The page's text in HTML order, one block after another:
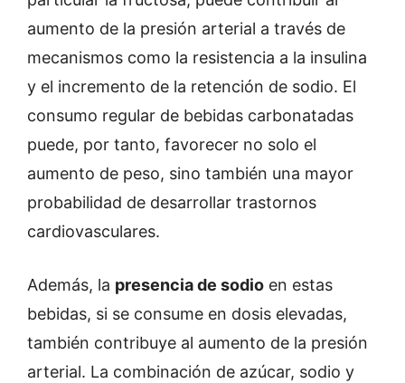
aumento de la presión arterial a través de
mecanismos como la resistencia a la insulina
y el incremento de la retención de sodio. El
consumo regular de bebidas carbonatadas
puede, por tanto, favorecer no solo el
aumento de peso, sino también una mayor
probabilidad de desarrollar trastornos
cardiovasculares.
Además, la presencia de sodio en estas
bebidas, si se consume en dosis elevadas,
también contribuye al aumento de la presión
arterial. La combinación de azúcar, sodio y